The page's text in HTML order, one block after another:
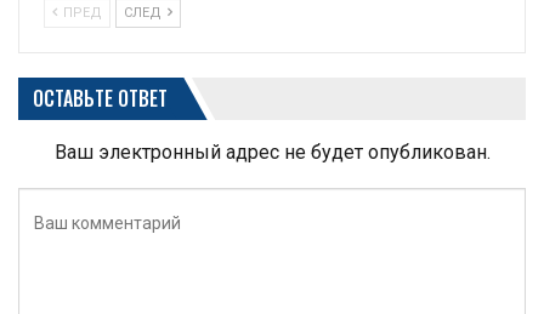
ПРЕД СЛЕД
ОСТАВЬТЕ ОТВЕТ
Ваш электронный адрес не будет опубликован.